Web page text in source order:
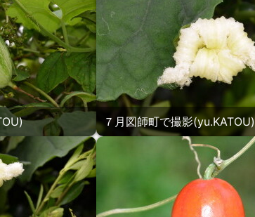
７月図師町で撮影(yu.KATOU)